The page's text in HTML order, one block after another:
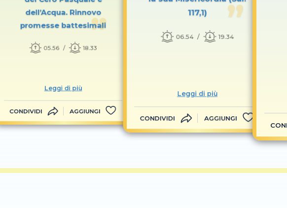
dell’Acqua. Rinnovo
promesse battesimali
05.56 18.33
Leggi di più
CONDIVIDI AGGIUNGI
117,1)
06.54 19.34
Leggi di più
CONDIVIDI AGGIUNGI